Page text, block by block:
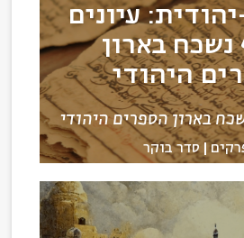
עיונים
נשכח בארון
היהודי
בארון הספרים היהודי
סדר בוקר